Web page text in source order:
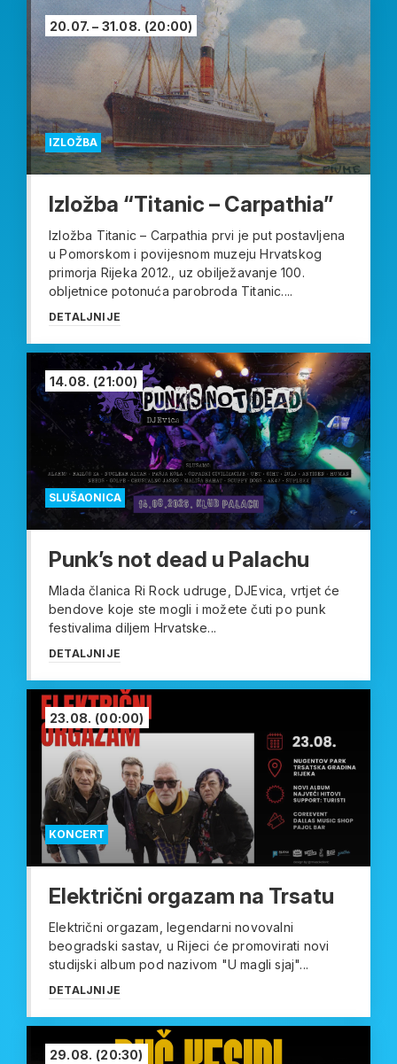
IZLOŽBA
20.07. – 31.08. (20:00)
Izložba “Titanic – Carpathia”
Izložba Titanic – Carpathia prvi je put postavljena
u Pomorskom i povijesnom muzeju Hrvatskog
primorja Rijeka 2012., uz obilježavanje 100.
obljetnice potonuća parobroda Titanic....
DETALJNIJE
SLUŠAONICA
14.08. (21:00)
Punk’s not dead u Palachu
Mlada članica Ri Rock udruge, DJEvica, vrtjet će
bendove koje ste mogli i možete čuti po punk
festivalima diljem Hrvatske...
DETALJNIJE
KONCERT
23.08. (00:00)
Električni orgazam na Trsatu
Električni orgazam, legendarni novovalni
beogradski sastav, u Rijeci će promovirati novi
studijski album pod nazivom "U magli sjaj"...
DETALJNIJE
29.08. (20:30)